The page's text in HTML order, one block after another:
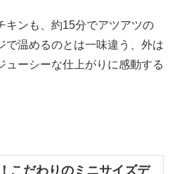
キンも、約15分でアツアツの
で温めるのとは一味違う、外は
ューシーな仕上がりに感動する
こだわりのミニサイズデ